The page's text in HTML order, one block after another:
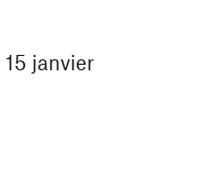
janvier